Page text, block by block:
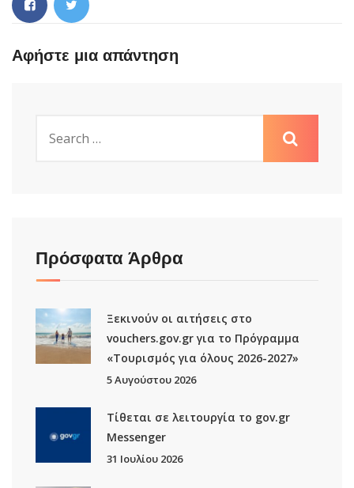
Αφήστε μια απάντηση
Πρόσφατα Άρθρα
Ξεκινούν οι αιτήσεις στο
vouchers.gov.gr για το Πρόγραμμα
«Τουρισμός για όλους 2026-2027»
5 Αυγούστου 2026
Τίθεται σε λειτουργία το gov.gr
Μessenger
31 Ιουλίου 2026